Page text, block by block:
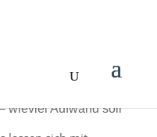
wieviel Aufwand soll